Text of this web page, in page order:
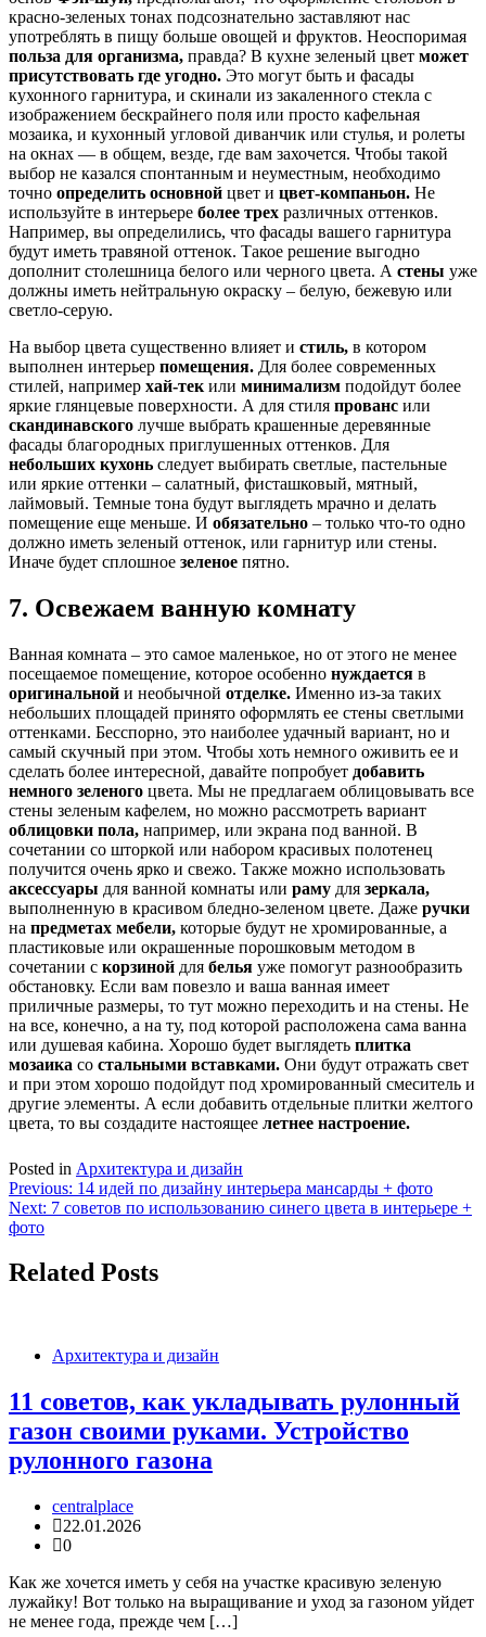
красно-зеленых тонах подсознательно заставляют нас
употреблять в пищу больше овощей и фруктов. Неоспоримая
польза для организма, правда? В кухне зеленый цвет может
присутствовать где угодно. Это могут быть и фасады
кухонного гарнитура, и скинали из закаленного стекла с
изображением бескрайнего поля или просто кафельная
мозаика, и кухонный угловой диванчик или стулья, и ролеты
на окнах — в общем, везде, где вам захочется. Чтобы такой
выбор не казался спонтанным и неуместным, необходимо
точно определить основной цвет и цвет-компаньон. Не
используйте в интерьере более трех различных оттенков.
Например, вы определились, что фасады вашего гарнитура
будут иметь травяной оттенок. Такое решение выгодно
дополнит столешница белого или черного цвета. А стены уже
должны иметь нейтральную окраску – белую, бежевую или
светло-серую.
На выбор цвета существенно влияет и стиль, в котором
выполнен интерьер помещения. Для более современных
стилей, например хай-тек или минимализм подойдут более
яркие глянцевые поверхности. А для стиля прованс или
скандинавского лучше выбрать крашенные деревянные
фасады благородных приглушенных оттенков. Для
небольших кухонь следует выбирать светлые, пастельные
или яркие оттенки – салатный, фисташковый, мятный,
лаймовый. Темные тона будут выглядеть мрачно и делать
помещение еще меньше. И обязательно – только что-то одно
должно иметь зеленый оттенок, или гарнитур или стены.
Иначе будет сплошное зеленое пятно.
7. Освежаем ванную комнату
Ванная комната – это самое маленькое, но от этого не менее
посещаемое помещение, которое особенно нуждается в
оригинальной и необычной отделке. Именно из-за таких
небольших площадей принято оформлять ее стены светлыми
оттенками. Бесспорно, это наиболее удачный вариант, но и
самый скучный при этом. Чтобы хоть немного оживить ее и
сделать более интересной, давайте попробует добавить
немного зеленого цвета. Мы не предлагаем облицовывать все
стены зеленым кафелем, но можно рассмотреть вариант
облицовки пола, например, или экрана под ванной. В
сочетании со шторкой или набором красивых полотенец
получится очень ярко и свежо. Также можно использовать
аксессуары для ванной комнаты или раму для зеркала,
выполненную в красивом бледно-зеленом цвете. Даже ручки
на предметах мебели, которые будут не хромированные, а
пластиковые или окрашенные порошковым методом в
сочетании с корзиной для белья уже помогут разнообразить
обстановку. Если вам повезло и ваша ванная имеет
приличные размеры, то тут можно переходить и на стены. Не
на все, конечно, а на ту, под которой расположена сама ванна
или душевая кабина. Хорошо будет выглядеть плитка
мозаика со стальными вставками. Они будут отражать свет
и при этом хорошо подойдут под хромированный смеситель и
другие элементы. А если добавить отдельные плитки желтого
цвета, то вы создадите настоящее летнее настроение.
Posted in Архитектура и дизайн
Навигация
по
Previous: 14 идей по дизайну интерьера мансарды + фото
Next: 7 советов по использованию синего цвета в интерьере +
фото
Related Posts
Архитектура и дизайн
11 советов, как укладывать рулонный
газон своими руками. Устройство
рулонного газона
centralplace
22.01.2026
0
Как же хочется иметь у себя на участке красивую зеленую
лужайку! Вот только на выращивание и уход за газоном уйдет
не менее года, прежде чем […]